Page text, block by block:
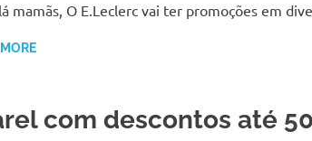
mamãs, O E.Leclerc vai ter promoções em
com descontos até